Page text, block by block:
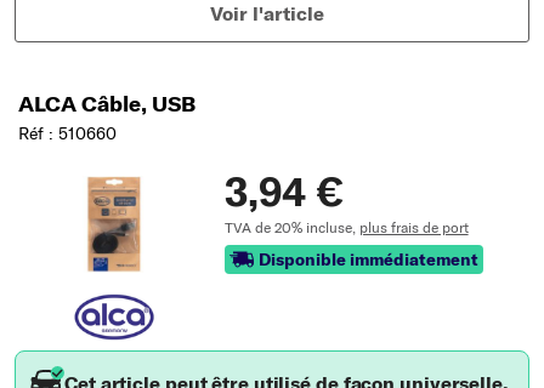
Voir l'article
ALCA Câble, USB
Réf : 510660
3,94 €
TVA de 20% incluse, plus frais de port
Disponible immédiatement